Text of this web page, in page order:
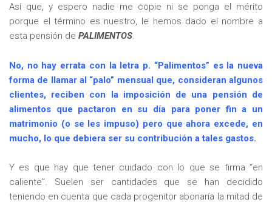
Así que, y espero nadie me copie ni se ponga el mérito
porque el término es nuestro, le hemos dado el nombre a
esta pensión dePALIMENTOS.
No, no hay errata con la letra p. “Palimentos” es la nueva
forma de llamar al “palo” mensual que, consideran algunos
clientes, reciben con la imposición de una pensión de
alimentos que pactaron en su día para poner fin a un
matrimonio (o se les impuso) pero que ahora excede, en
mucho, lo que debiera ser su contribución a tales gastos.
Y es que hay que tener cuidado con lo que se firma “en
caliente”. Suelen ser cantidades que se han decidido
teniendo en cuenta que cada progenitor abonaría la mitad de